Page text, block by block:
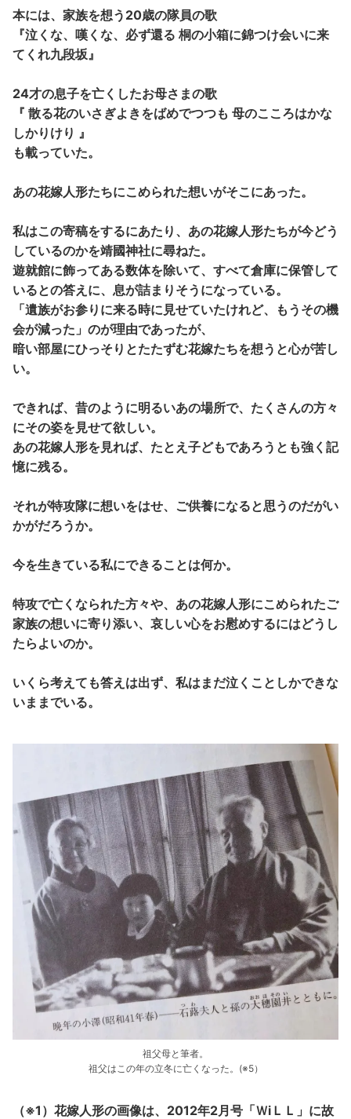
本には、家族を想う20歳の隊員の歌
『泣くな、嘆くな、必ず還る 桐の小箱に錦つけ会いに来
てくれ九段坂』
24才の息子を亡くしたお母さまの歌
『 散る花のいさぎよきをばめでつつも 母のこころはかな
しかりけり 』
も載っていた。
あの花嫁人形たちにこめられた想いがそこにあった。
私はこの寄稿をするにあたり、あの花嫁人形たちが今どう
しているのかを靖國神社に尋ねた。
遊就館に飾ってある数体を除いて、すべて倉庫に保管して
いるとの答えに、息が詰まりそうになっている。
「遺族がお参りに来る時に見せていたけれど、もうその機
会が減った」のが理由であったが、
暗い部屋にひっそりとたたずむ花嫁たちを想うと心が苦し
い。
できれば、昔のように明るいあの場所で、たくさんの方々
にその姿を見せて欲しい。
あの花嫁人形を見れば、たとえ子どもであろうとも強く記
憶に残る。
それが特攻隊に想いをはせ、ご供養になると思うのだがい
かがだろうか。
今を生きている私にできることは何か。
特攻で亡くなられた方々や、あの花嫁人形にこめられたご
家族の想いに寄り添い、哀しい心をお慰めするにはどうし
たらよいのか。
いくら考えても答えは出ず、私はまだ泣くことしかできな
いままでいる。
祖父母と筆者。
祖父はこの年の立冬に亡くなった。(※5）
（※1）花嫁人形の画像は、2012年2月号「ＷiＬＬ」に故